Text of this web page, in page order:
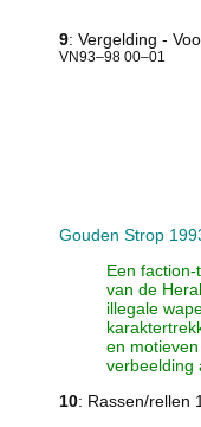
9: Vergelding -
VN93–98 00–01
Gouden Strop
Een
van de
illegale
en
verbeelding
10: Rassen/rellen